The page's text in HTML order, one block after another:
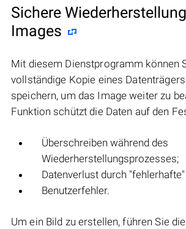
Sichere
Images
Mit diesem Dienstprogramm können
vollständige Kopie eines
speichern, um das Image weiter zu
Funktion schützt die Daten auf den
Überschreiben während des
Wiederherstellungsprozesses;
Datenverlust durch
Benutzerfehler.
Um ein Bild zu erstellen, führen Sie